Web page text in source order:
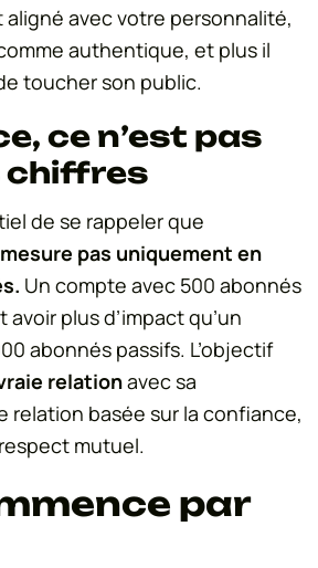
avec votre personnalité,
authentique, et plus il
toucher son public.
ce n’est pas
chiffres
de se rappeler que
pas uniquement en
Un compte avec 500 abonnés
plus d’impact qu’un
abonnés passifs. L’objectif
relationavec sa
relation basée sur la confiance,
mutuel.
par